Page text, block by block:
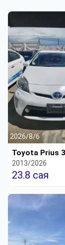
2026/8/6
Toyota Prius
2013/2026
23.8 сая